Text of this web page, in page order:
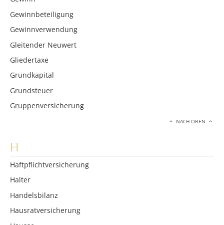
Gewinnbeteiligung
Gewinnverwendung
Gleitender Neuwert
Gliedertaxe
Grundkapital
Grundsteuer
Gruppenversicherung
NACH OBEN
H
Haftpflichtversicherung
Halter
Handelsbilanz
Hausratversicherung